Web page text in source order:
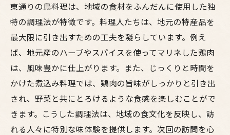
東通りの鳥料理は、地域の食材をふんだんに使用した独
特の調理法が特徴です。料理人たちは、地元の特産品を
最大限に引き出すための工夫を凝らしています。例え
ば、地元産のハーブやスパイスを使ってマリネした鶏肉
は、風味豊かに仕上がります。また、じっくりと時間を
かけた煮込み料理では、鶏肉の旨味がしっかりと引き出
され、野菜と共にとろけるような食感を楽しむことがで
きます。こうした調理法は、地域の食文化を反映し、訪
れる人々に特別な味体験を提供します。次回の訪問を心